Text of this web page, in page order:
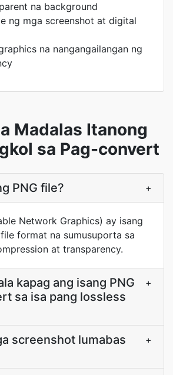
na background
ng mga screenshot at digital
na nangangailangan ng
Madalas Itanong
sa Pag-convert
PNG file? +
Network Graphics) ay isang
format na sumusuporta sa
at transparency.
kapag ang isang PNG
sa isa pang lossless
+
screenshot lumabas
+